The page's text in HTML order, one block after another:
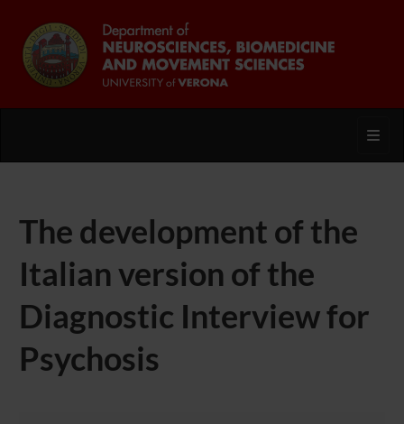
The development of the
Italian version of the
Diagnostic Interview for
Psychosis